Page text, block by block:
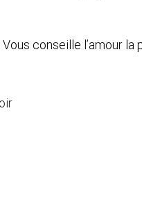
conseille l’amour la